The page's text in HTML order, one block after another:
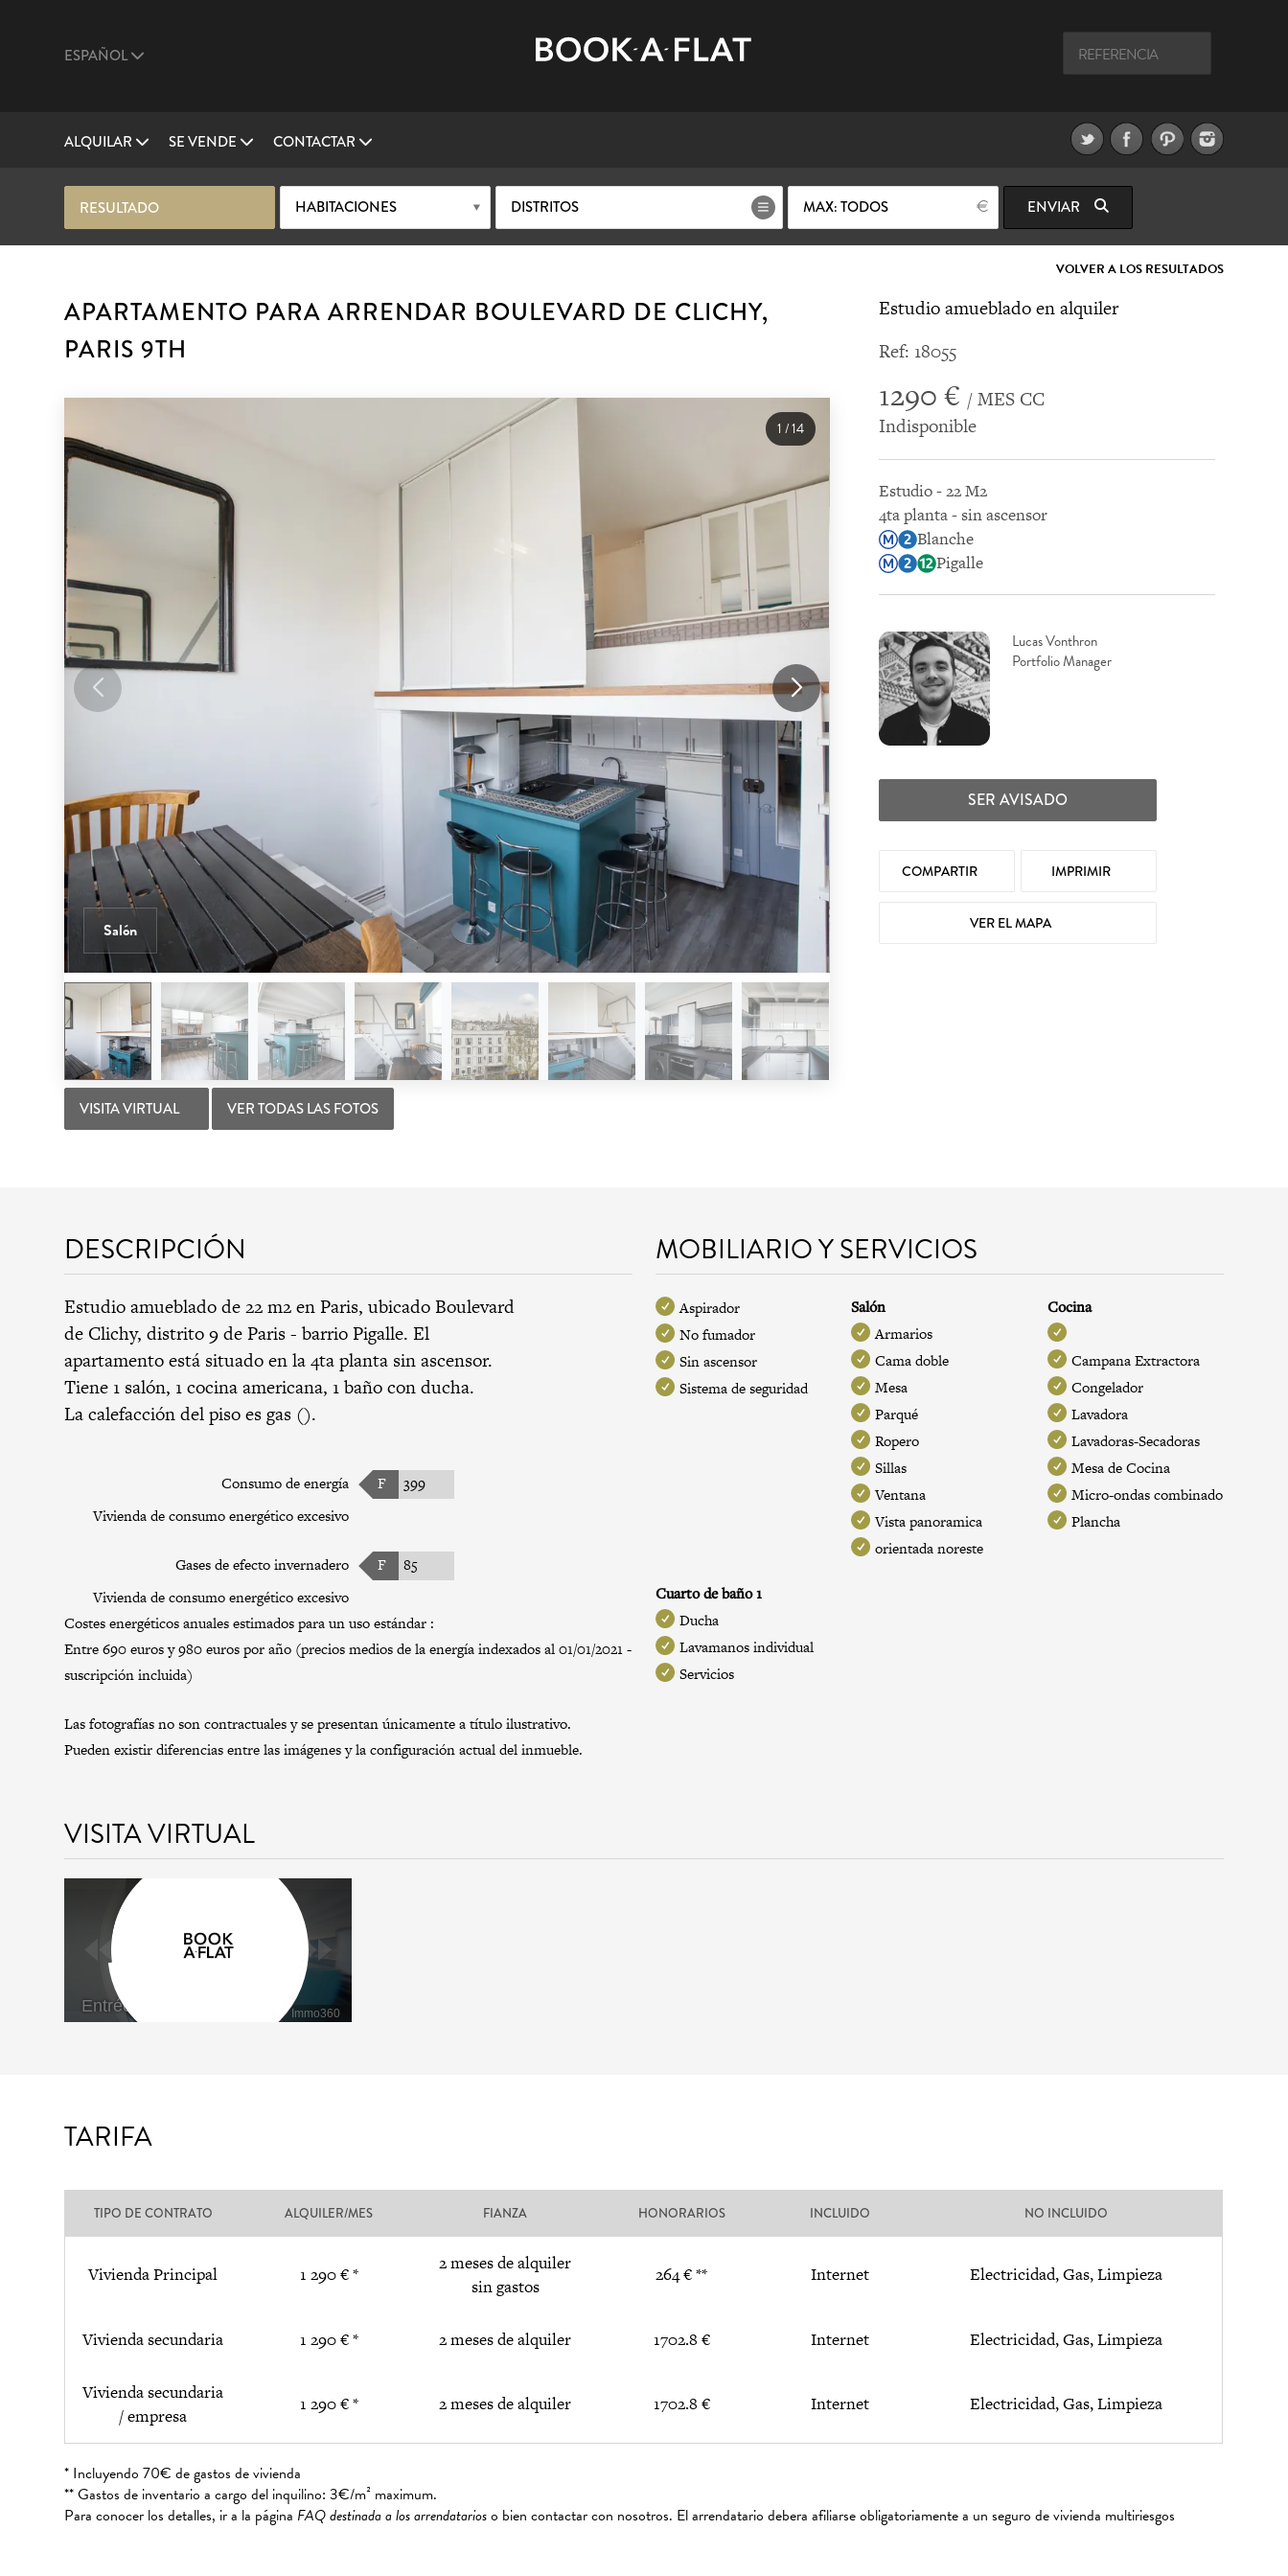
ESPAÑOL
ALQUILAR SE VENDE CONTACTAR
RESULTADO HABITACIONES DISTRITOS MAX: TODOS ENVIAR
VOLVER A LOS RESULTADOS
APARTAMENTO PARA ARRENDAR BOULEVARD DE CLICHY,
PARIS 9TH
Salón
1 /14
VISITA VIRTUAL VER TODAS LAS FOTOS
Estudio amueblado en alquiler
Ref: 18055
1290 € / MES CC
Indisponible
Estudio - 22 M2
4ta planta - sin ascensor
Blanche
Pigalle
Lucas Vonthron
Portfolio Manager
SER AVISADO
COMPARTIR IMPRIMIR
VER EL MAPA
DESCRIPCIÓN
Estudio amueblado de 22 m2 en Paris, ubicado Boulevard
de Clichy,distrito 9 de Paris-barrio Pigalle. El
apartamento está situado en la 4ta planta sin ascensor.
Tiene 1 salón, 1 cocina americana, 1 baño con ducha.
La calefacción del piso es gas ().
Consumo de energía F
399
Vivienda de consumo energético excesivo
Gases de efecto invernadero F
85
Vivienda de consumo energético excesivo
Costes energéticos anuales estimados para un uso estándar :
Entre 690 euros y 980 euros por año (precios medios de la energía indexados al 01/01/2021 -
suscripción incluida)
Las fotografías no son contractuales y se presentan únicamente a título ilustrativo.
Pueden existir diferencias entre las imágenes y la configuración actual del inmueble.
MOBILIARIO Y SERVICIOS
Aspirador
No fumador
Sin ascensor
Sistema de seguridad
Salón
Armarios
Cama doble
Mesa
Parqué
Ropero
Sillas
Ventana
Vista panoramica
orientada noreste
Cocina
Campana Extractora
Congelador
Lavadora
Lavadoras-Secadoras
Mesa de Cocina
Micro-ondas combinado
Plancha
Cuarto de baño 1
Ducha
Lavamanos individual
Servicios
VISITA VIRTUAL
TARIFA
TIPO DE CONTRATO ALQUILER/MES FIANZA HONORARIOS INCLUIDO NO INCLUIDO
Vivienda Principal 1 290 € *
2 meses de alquiler
sin gastos
264 € ** Internet Electricidad, Gas, Limpieza
Vivienda secundaria 1 290 € * 2 meses de alquiler 1702.8 € Internet Electricidad, Gas, Limpieza
Vivienda secundaria
/ empresa
1 290 € * 2 meses de alquiler 1702.8 € Internet Electricidad, Gas, Limpieza
* Incluyendo 70€ de gastos de vivienda
** Gastos de inventario a cargo del inquilino: 3€/m² maximum.
Para conocer los detalles, ir a la página FAQ destinada a los arrendatarioso bien contactar con nosotros. El arrendatario debera afiliarse obligatoriamente a un seguro de vivienda multiriesgos